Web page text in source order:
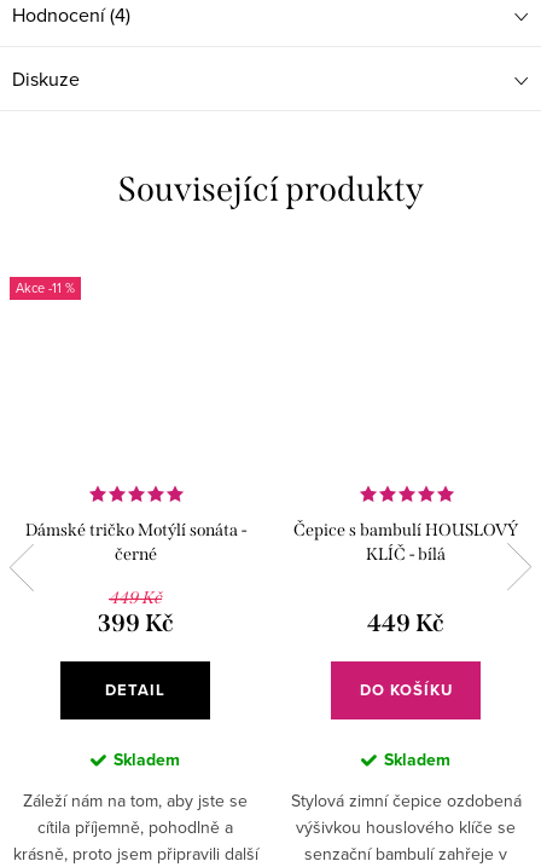
Hodnocení (4)
Diskuze
Související produkty
-11 %
Dámské tričko Motýlí sonáta -
černé
449 Kč
399 Kč
DETAIL
Skladem
Záleží nám na tom, aby jste se
cítila příjemně, pohodlně a
krásně, proto jsem připravili další
Čepice s bambulí HOUSLOVÝ
KLÍČ - bílá
449 Kč
DO KOŠÍKU
Skladem
Stylová zimní čepice ozdobená
výšivkou houslového klíče se
senzační bambulí zahřeje v